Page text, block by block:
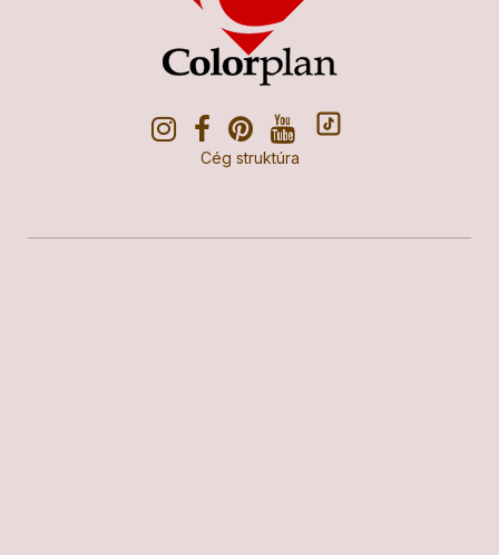
Cég struktúra